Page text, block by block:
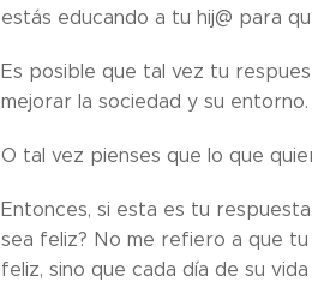
estás educando a tu hij@ para
Es posible que tal vez tu
mejorar la sociedad y su entorno.
O tal vez pienses que lo que
Entonces, si esta es tu
sea feliz? No me refiero a que
feliz, sino que cada día de su